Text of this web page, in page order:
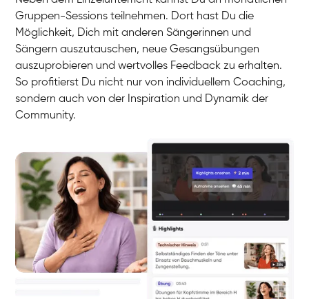
Gruppen-Sessions teilnehmen. Dort hast Du die
Möglichkeit, Dich mit anderen Sängerinnen und
Sängern auszutauschen, neue Gesangsübungen
auszuprobieren und wertvolles Feedback zu erhalten.
So profitierst Du nicht nur von individuellem Coaching,
sondern auch von der Inspiration und Dynamik der
Community.